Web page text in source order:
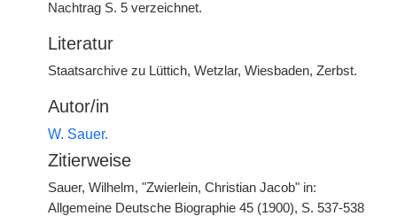
Nachtrag S. 5 verzeichnet.
Literatur
Staatsarchive zu Lüttich, Wetzlar, Wiesbaden, Zerbst.
Autor/in
W. Sauer.
Zitierweise
Sauer, Wilhelm, "Zwierlein, Christian Jacob" in:
Allgemeine Deutsche Biographie 45 (1900), S. 537-538